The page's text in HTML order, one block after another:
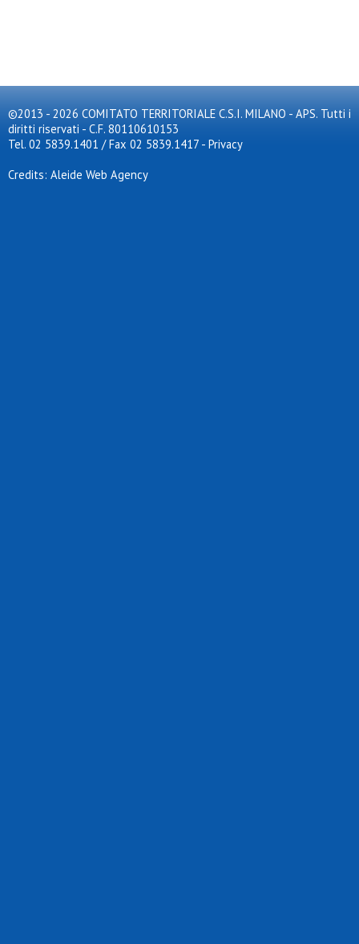
©2013 - 2026 COMITATO TERRITORIALE C.S.I. MILANO - APS. Tutti i
diritti riservati - C.F. 80110610153
Tel. 02 5839.1401 / Fax 02 5839.1417 - Privacy
Credits: Aleide Web Agency